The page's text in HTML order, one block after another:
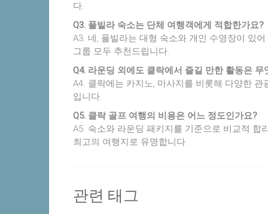
다.
Q3. 풀빌라 숙소는 단체 여행객에게 적합한가요?
A3. 네, 풀빌라는 대형 숙소와 개인 수영장이 있
그룹 모두 추천드립니다.
Q4. 라운딩 외에도 클락에서 즐길 만한 활동은 무
A4. 클락에는 카지노, 마사지를 비롯해 다양한
입니다.
Q5. 클락 골프 여행의 비용은 어느 정도인가요?
A5. 숙소와 라운딩 패키지를 기준으로 비교적
최고의 여행지로 유명합니다.
관련 태그